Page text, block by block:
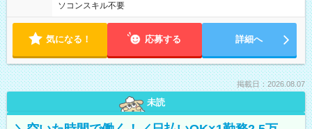
ソコンスキル不要
気になる！ 応募する 詳細へ
掲載日：2026.08.07
未読